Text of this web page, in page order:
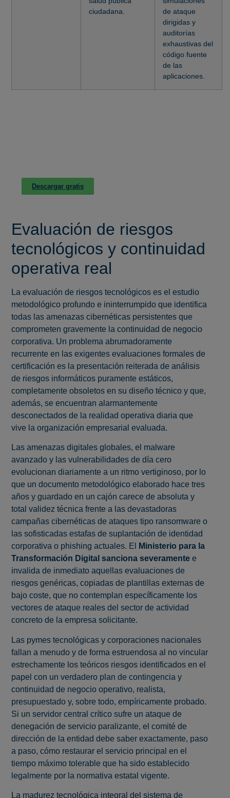
ciudadana.
de ataque
dirigidas y
auditorías
exhaustivas del
código fuente
de las
aplicaciones.
Descargar gratis
Evaluación de riesgos
tecnológicos y continuidad
operativa real
La evaluación de riesgos tecnológicos es el estudio
metodológico profundo e ininterrumpido que identifica
todas las amenazas cibernéticas persistentes que
comprometen gravemente la continuidad de negocio
corporativa. Un problema abrumadoramente
recurrente en las exigentes evaluaciones formales de
certificación es la presentación reiterada de análisis
de riesgos informáticos puramente estáticos,
completamente obsoletos en su diseño técnico y que,
además, se encuentran alarmantemente
desconectados de la realidad operativa diaria que
vive la organización empresarial evaluada.
Las amenazas digitales globales, el malware
avanzado y las vulnerabilidades de día cero
evolucionan diariamente a un ritmo vertiginoso, por lo
que un documento metodológico elaborado hace tres
años y guardado en un cajón carece de absoluta y
total validez técnica frente a las devastadoras
campañas cibernéticas de ataques tipo ransomware o
las sofisticadas estafas de suplantación de identidad
corporativa o phishing actuales. El
Ministerio para la
Transformación Digital sanciona severamente e
invalida de inmediato aquellas evaluaciones de
riesgos genéricas, copiadas de plantillas externas de
bajo coste, que no contemplan específicamente los
vectores de ataque reales del sector de actividad
concreto de la empresa solicitante.
Las pymes tecnológicas y corporaciones nacionales
fallan a menudo y de forma estruendosa al no vincular
estrechamente los teóricos riesgos identificados en el
papel con un verdadero plan de contingencia y
continuidad de negocio operativo, realista,
presupuestado y, sobre todo, empíricamente probado.
Si un servidor central crítico sufre un ataque de
denegación de servicio paralizante, el comité de
dirección de la entidad debe saber exactamente, paso
a paso, cómo restaurar el servicio principal en el
tiempo máximo tolerable que ha sido establecido
legalmente por la normativa estatal vigente.
La madurez tecnológica integral del sistema de